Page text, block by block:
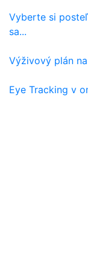
Vyberte si
sa...
Výživový plán
Eye Tracking v